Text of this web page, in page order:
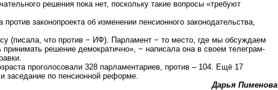
решения пока нет, поскольку такие вопросы «требуют
законопроекта об изменении пенсионного законодательства,
(писала, что против − ИФ). Парламент − то место, где мы обсуждаем
решение демократично», − написала она в своем телеграм-
проголосовали 328 парламентариев, против – 104. Ещё 17
заседание по пенсионной реформе.
Дарья Пименова